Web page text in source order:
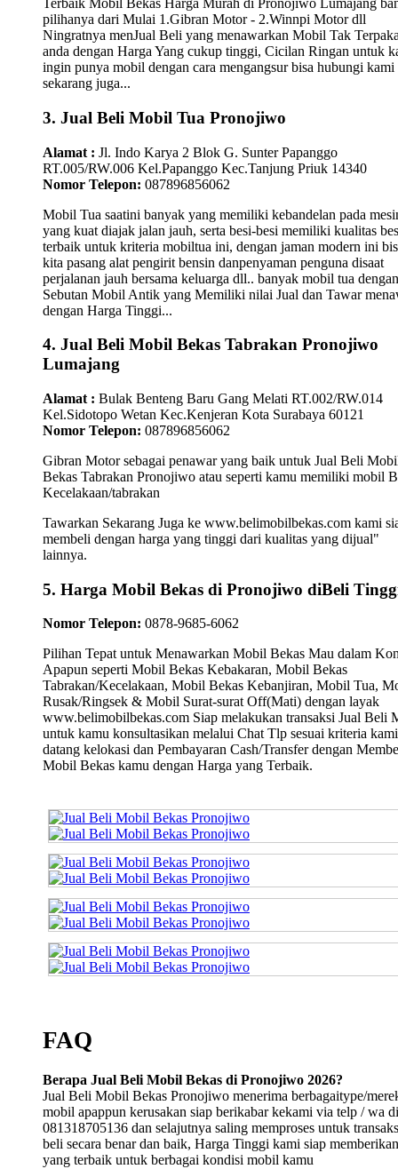
Terbaik Mobil Bekas Harga Murah di Pronojiwo Lumajang
pilihanya dari Mulai 1.Gibran Motor - 2.Winnpi Motor dll
Ningratnya menJual Beli yang menawarkan Mobil Tak
anda dengan Harga Yang cukup tinggi, Cicilan Ringan untuk
ingin punya mobil dengan cara mengangsur bisa hubungi kami
sekarang juga...
3. Jual Beli Mobil Tua Pronojiwo
Alamat : Jl. Indo Karya 2 Blok G. Sunter Papanggo
RT.005/RW.006 Kel.Papanggo Kec.Tanjung Priuk 14340
Nomor Telepon: 087896856062
Mobil Tua saatini banyak yang memiliki kebandelan pada
yang kuat diajak jalan jauh, serta besi-besi memiliki kualitas
terbaik untuk kriteria mobiltua ini, dengan jaman modern ini
kita pasang alat pengirit bensin danpenyaman penguna disaat
perjalanan jauh bersama keluarga dll.. banyak mobil tua dengan
Sebutan Mobil Antik yang Memiliki nilai Jual dan Tawar
dengan Harga Tinggi...
4. Jual Beli Mobil Bekas Tabrakan Pronojiwo
Lumajang
Alamat : Bulak Benteng Baru Gang Melati RT.002/RW.014
Kel.Sidotopo Wetan Kec.Kenjeran Kota Surabaya 60121
Nomor Telepon: 087896856062
Gibran Motor sebagai penawar yang baik untuk Jual Beli
Bekas Tabrakan Pronojiwo atau seperti kamu memiliki mobil
Kecelakaan/tabrakan
Tawarkan Sekarang Juga ke www.belimobilbekas.com kami
membeli dengan harga yang tinggi dari kualitas yang dijual"
lainnya.
5. Harga Mobil Bekas di Pronojiwo diBeli
Nomor Telepon: 0878-9685-6062
Pilihan Tepat untuk Menawarkan Mobil Bekas Mau dalam
Apapun seperti Mobil Bekas Kebakaran, Mobil Bekas
Tabrakan/Kecelakaan, Mobil Bekas Kebanjiran, Mobil Tua,
Rusak/Ringsek & Mobil Surat-surat Off(Mati) dengan layak
www.belimobilbekas.com Siap melakukan transaksi Jual Beli
untuk kamu konsultasikan melalui Chat Tlp sesuai kriteria
datang kelokasi dan Pembayaran Cash/Transfer dengan
Mobil Bekas kamu dengan Harga yang Terbaik.
FAQ
Berapa Jual Beli Mobil Bekas di Pronojiwo 2026?
Jual Beli Mobil Bekas Pronojiwo menerima berbagaitype/
mobil apappun kerusakan siap berikabar kekami via telp / wa di
081318705136 dan selajutnya saling memproses untuk
beli secara benar dan baik, Harga Tinggi kami siap memberikan
yang terbaik untuk berbagai kondisi mobil kamu